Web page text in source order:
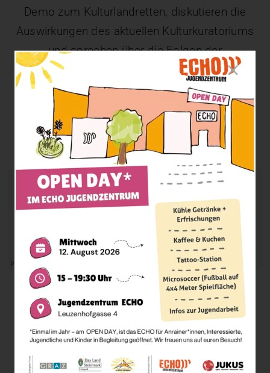
Demo zum Kulturlandretten, diskutieren die
Auswirkungen des aktuellen Kulturkuratoriums
und sprechen über die Folgen der
Budgetkürzungen für die Kultur. Doch vor allem
geht es darum, warum Kunst und Kultur so
wichtig sind.
Hört rein und erfahrt, warum der Kampf um
Kultur mehr denn je notwendig ist!
#5 Kunst für alle? Inklusion (und
Museen) im Wandel